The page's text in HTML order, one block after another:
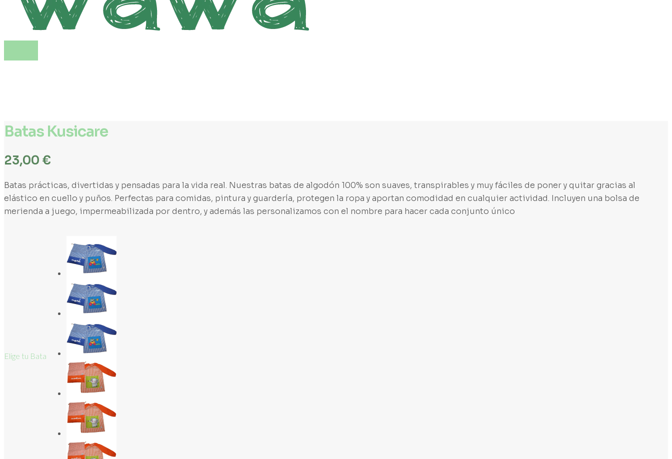
Batas Kusicare
23,00 €
Batas prácticas, divertidas y pensadas para la vida real. Nuestras batas de algodón 100% son suaves, transpirables y muy fáciles de poner y quitar gracias al
elástico en cuello y puños. Perfectas para comidas, pintura y guardería, protegen la ropa y aportan comodidad en cualquier actividad. Incluyen una bolsa de
merienda a juego, impermeabilizada por dentro, y además las personalizamos con el nombre para hacer cada conjunto único
Elige tu Bata